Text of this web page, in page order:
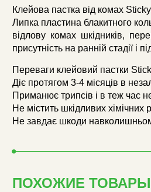
Клейова пастка від комах
Липка пластина блакитного
відлову комах шкідників,
присутність на ранній стадії і
Переваги клейовий пастки
Діє протягом 3-4 місяців в
Приманює трипсів і в теж час
Не містить шкідливих хімічних
Не завдає шкоди
ПОХОЖИЕ ТОВАРЫ